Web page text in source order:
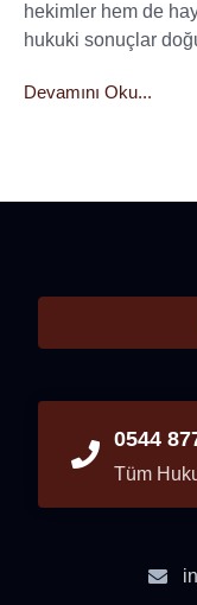
hekimler hem de
hukuki sonuçlar
Devamını Oku...
0544
Tüm